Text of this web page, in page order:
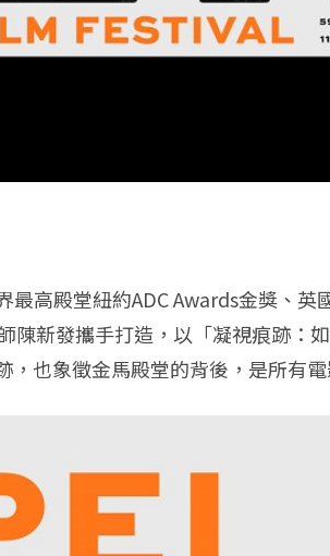
高殿堂紐約ADC Awards金獎、英
新發攜手打造，以「凝視痕跡：如
也象徵金馬殿堂的背後，是所有電